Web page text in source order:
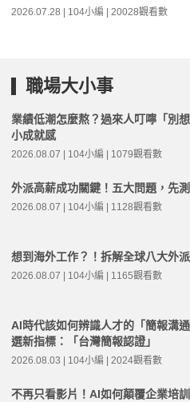
2026.07.28 | 104小編 | 20028觀看數
職場大小事
業績低潮怎麼熬？過來人叮嚀「別
小成就感
2026.08.07 | 104小編 | 1079觀看數
外派高薪成功關鍵！五大問題，先
2026.08.07 | 104小編 | 1128觀看數
想到海外工作？！拆解全球八大外
2026.08.07 | 104小編 | 1165觀看數
AI時代該如何辨識人才的「簡報溝
選新指標：「台灣簡報認證」
2026.08.03 | 104小編 | 2024觀看數
不再只看影片！AI如何顛覆企業培